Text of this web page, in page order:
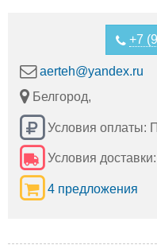
+7
aerteh@yandex.ru
Белгород,
Условия оплаты:
Условия
4 предложения